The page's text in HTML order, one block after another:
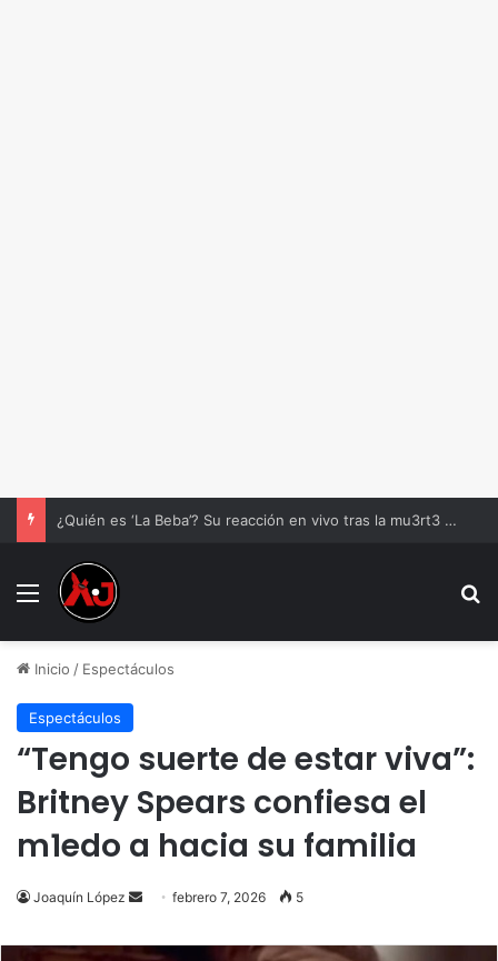
¿Quién es ‘La Beba’? Su reacción en vivo tras la mu3rt3 de César Gastélum se viraliza
Menu
Inicio / Espectáculos
Espectáculos
“Tengo suerte de estar viva”:
Britney Spears confiesa el
m1edo a hacia su familia
Joaquín López
Send
email
febrero 7, 2026 5